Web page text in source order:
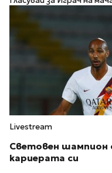
Livestream
Световен шампион
кариерата си